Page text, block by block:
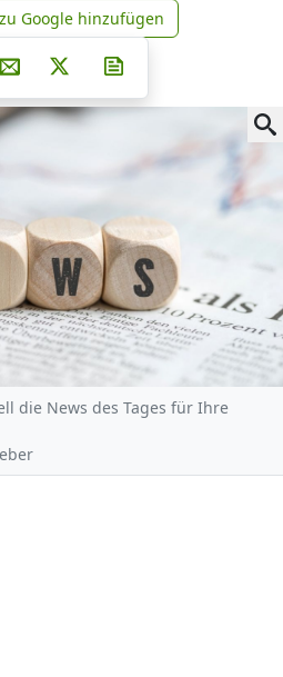
news.de zu Google
Google hinzufügen
auf Facebook
Teilen auf Whatsapp
Teilen auf Telegram
auf Pinterest
Per E-Mail teilen
Post auf X
die News des Tages für Ihre